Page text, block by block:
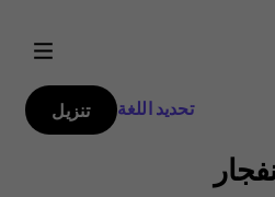
تحديد اللغة تنزيل